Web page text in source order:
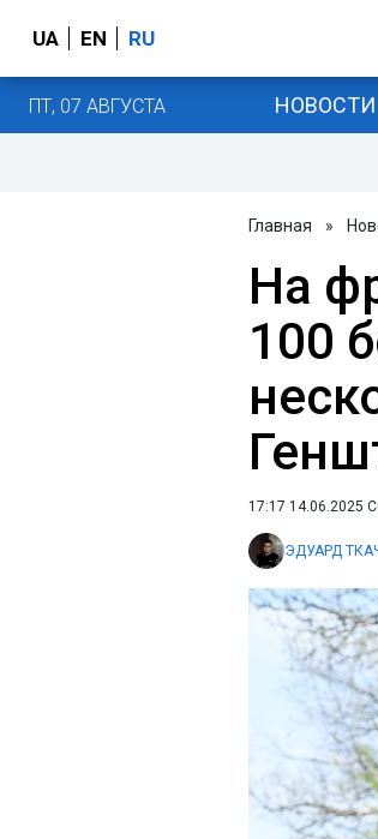
UA EN RU
ПТ, 07 АВГУСТА НОВОСТИ
Главная »
На
100
17:17 14.06.2025
ЭДУАРД